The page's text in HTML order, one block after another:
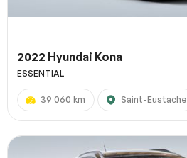
2022 Hyundai Kona
ESSENTIAL
39 060 km Saint-Eustache